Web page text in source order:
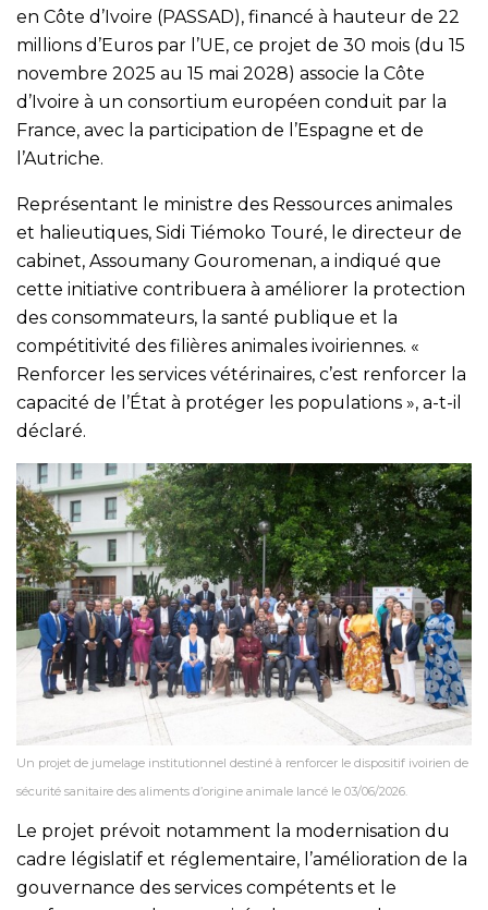
en Côte d’Ivoire (PASSAD), financé à hauteur de 22
millions d’Euros par l’UE, ce projet de 30 mois (du 15
novembre 2025 au 15 mai 2028) associe la Côte
d’Ivoire à un consortium européen conduit par la
France, avec la participation de l’Espagne et de
l’Autriche.
Représentant le ministre des Ressources animales
et halieutiques, Sidi Tiémoko Touré, le directeur de
cabinet, Assoumany Gouromenan, a indiqué que
cette initiative contribuera à améliorer la protection
des consommateurs, la santé publique et la
compétitivité des filières animales ivoiriennes. «
Renforcer les services vétérinaires, c’est renforcer la
capacité de l’État à protéger les populations », a-t-il
déclaré.
Un projet de jumelage institutionnel destiné à renforcer le dispositif ivoirien de
sécurité sanitaire des aliments d’origine animale lancé le 03/06/2026.
Le projet prévoit notamment la modernisation du
cadre législatif et réglementaire, l’amélioration de la
gouvernance des services compétents et le